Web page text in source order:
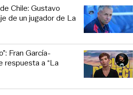
Chile: Gustavo
de un jugador de La
Fran García-
respuesta a “La